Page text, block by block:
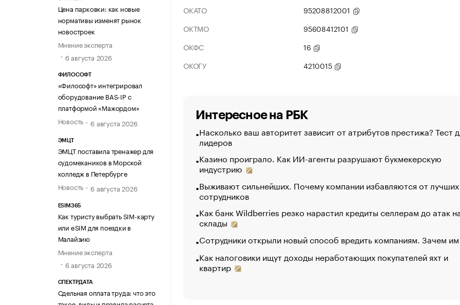
Цена парковки: как новые
нормативы изменят рынок
новостроек
Мнение эксперта
6 августа 2026
ФИЛОСОФТ
«Философт» интегрировал
оборудование BAS-IP с
платформой «Мажордом»
Новость
6 августа 2026
ЭМЦТ
ЭМЦТ поставила тренажер для
судомехаников в Морской
колледж в Петербурге
Новость
6 августа 2026
ESIM365
Как туристу выбрать SIM-карту
или eSIM для поездки в
Малайзию
Мнение эксперта
6 августа 2026
СПЕКТРДАТА
Сдельная оплата труда: что это
ОКАТО
95208812001
ОКТМО
95608412101
ОКФС
16
ОКОГУ
4210015
Интересное на РБК
Насколько ваш авторитет зависит от атрибутов престижа? Тест
лидеров
Казино проиграло. Как ИИ-агенты разрушают букмекерскую
индустрию
Выживают сильнейших. Почему компании избавляются от лучших
сотрудников
Как банк Wildberries резко нарастил кредиты селлерам до атак
склады
Сотрудники открыли новый способ вредить компаниям. Зачем
Как налоговики ищут доходы неработающих покупателей яхт и
квартир